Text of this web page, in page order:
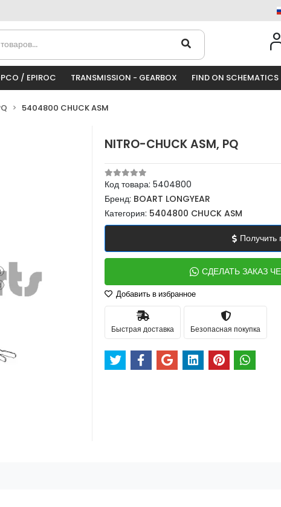
/ EPIROC TRANSMISSION - GEARBOX FIND ON SCHEMATICS
5404800 CHUCK ASM
NITRO-CHUCK ASM, PQ
Код товара: 5404800
Бренд: BOART LONGYEAR
Категория: 5404800 CHUCK ASM
СДЕЛАТЬ ЗАКАЗ
Добавить в избранное
Быстрая доставка Безопасная покупка